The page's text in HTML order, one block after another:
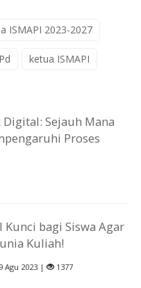
ISMAPI 2023-2027
ketua ISMAPI
Sejauh Mana
Proses
Kunci bagi Siswa Agar
Kuliah!
Agu 2023 | 1377